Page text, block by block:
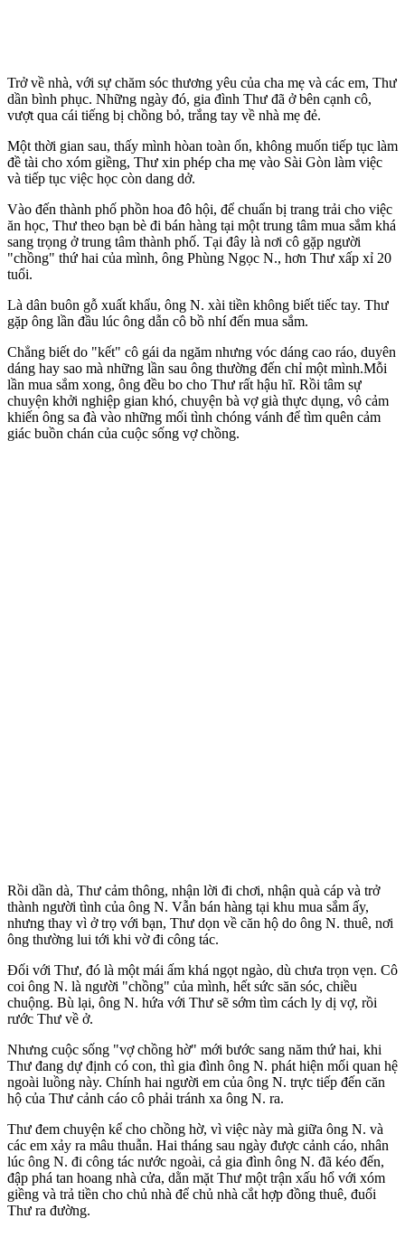
Trở về nhà, với sự chăm sóc thương yêu của cha mẹ và các em, Thư
dần bình phục. Những ngày đó, gia đình Thư đã ở bên cạnh cô,
vượt qua cái tiếng bị chồng bỏ, trắng tay về nhà mẹ đẻ.
Một thời gian sau, thấy mình hòan toàn ổn, không muốn tiếp tục làm
đề tài cho xóm giềng, Thư xin phép cha mẹ vào Sài Gòn làm việc
và tiếp tục việc học còn dang dở.
Vào đến thành phố phồn hoa đô hội, để chuẩn bị trang trải cho việc
ăn học, Thư theo bạn bè đi bán hàng tại một trung tâm mua sắm khá
sang trọng ở trung tâm thành phố. Tại đây là nơi cô gặp người
"chồng" thứ hai của mình, ông Phùng Ngọc N., hơn Thư xấp xỉ 20
tuổi.
Là dân buôn gỗ xuất khẩu, ông N. xài tiền không biết tiếc tay. Thư
gặp ông lần đầu lúc ông dẫn cô bồ nhí đến mua sắm.
Chẳng biết do "kết" cô gái da ngăm nhưng vóc dáng cao ráo, duyên
dáng hay sao mà những lần sau ông thường đến chỉ một mình.Mỗi
lần mua sắm xong, ông đều bo cho Thư rất hậu hĩ. Rồi tâm sự
chuyện khởi nghiệp gian khó, chuyện bà vợ già thực dụng, vô cảm
khiến ông sa đà vào những mối tình chóng vánh để tìm quên cảm
giác buồn chán của cuộc sống vợ chồng.
Rồi dần dà, Thư cảm thông, nhận lời đi chơi, nhận quà cáp và trở
thành ngư‌ời tìn‌h của ông N. Vẫn bán hàng tại khu mua sắm ấy,
nhưng thay vì ở trọ với bạn, Thư dọn về căn hộ do ông N. thuê, nơi
ông thường lui tới khi vờ đi công tác.
Đối với Thư, đó là một mái ấm khá ngọt ngào, dù chưa trọn vẹn. Cô
coi ông N. là người "chồng" của mình, hết sức săn sóc, chiều
chuộng. Bù lại, ông N. hứa với Thư sẽ sớm tìm cách ly dị vợ, rồi
rước Thư về ở.
Nhưng cuộc sống "vợ chồng hờ" mới bước sang năm thứ hai, khi
Thư đang dự định có con, thì gia đình ông N. phát hiện mối quan hệ
ngoài luồng này. Chính hai người em của ông N. trực tiếp đến căn
hộ của Thư cảnh cáo cô phải tránh xa ông N. ra.
Thư đem chuyện kể cho chồng hờ, vì việc này mà giữa ông N. và
các em xảy ra mâu thuẫn. Hai tháng sau ngày được cảnh cáo, nhân
lúc ông N. đi công tác nước ngoài, cả gia đình ông N. đã kéo đến,
đập phá tan hoang nhà cửa, dằn mặt Thư một trận xấu hổ với xóm
giềng và trả tiền cho chủ nhà để chủ nhà cắt hợp đồng thuê, đuổi
Thư ra đường.